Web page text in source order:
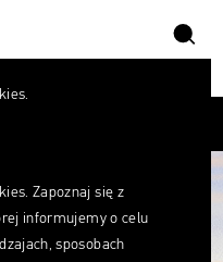
szukaj
Zapoznaj się z
informujemy o celu
sposobach